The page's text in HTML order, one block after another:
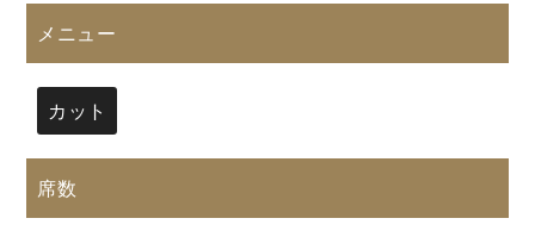
メニュー
カット
席数